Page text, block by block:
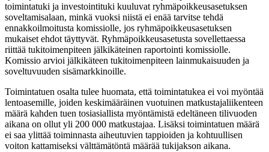
toimintatuki ja investointituki kuuluvat ryhmäpoikkeusasetuksen
soveltamisalaan, minkä vuoksi niistä ei enää tarvitse tehdä
ennakkoilmoitusta komissiolle, jos ryhmäpoikkeusasetuksen
mukaiset ehdot täyttyvät. Ryhmäpoikkeusasetusta sovellettaessa
riittää tukitoimenpiteen jälkikäteinen raportointi komissiolle.
Komissio arvioi jälkikäteen tukitoimenpiteen lainmukaisuuden ja
soveltuvuuden sisämarkkinoille.
Toimintatuen osalta tulee huomata, että toimintatukea ei voi myöntää
lentoasemille, joiden keskimääräinen vuotuinen matkustajaliikenteen
määrä kahden tuen tosiasiallista myöntämistä edeltäneen tilivuoden
aikana on ollut yli 200 000 matkustajaa. Lisäksi toimintatuen määrä
ei saa ylittää toiminnasta aiheutuvien tappioiden ja kohtuullisen
voiton kattamiseksi välttämätöntä määrää tukijakson aikana.